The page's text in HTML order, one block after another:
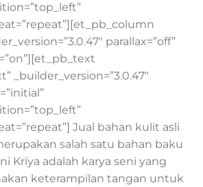
parallax=”off”
_builder_version=”3.0.47″
Jual bahan kulit asli
salah satu bahan baku
Kriya adalah karya seni yang
keterampilan tangan untuk